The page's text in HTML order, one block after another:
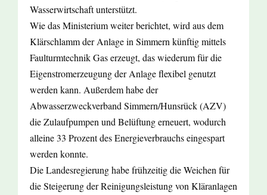
Wasserwirtschaft unterstützt.
Wie das Ministerium weiter berichtet, wird aus dem
Klärschlamm der Anlage in Simmern künftig mittels
Faulturmtechnik Gas erzeugt, das wiederum für die
Eigenstromerzeugung der Anlage flexibel genutzt
werden kann. Außerdem habe der
Abwasserzweckverband Simmern/Hunsrück (AZV)
die Zulaufpumpen und Belüftung erneuert, wodurch
alleine 33 Prozent des Energieverbrauchs eingespart
werden konnte.
Die Landesregierung habe frühzeitig die Weichen für
die Steigerung der Reinigungsleistung von Kläranlagen